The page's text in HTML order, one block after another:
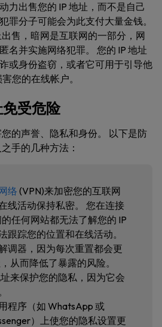
力出售您的 IP 地址，而不是自己
罪分子可能会为此支付大量金钱。
售，暗网是互联网的一部分，网
名并实施网络犯罪。 您的 IP 地址
或身份盗窃，或者它可用于引导他
您的在线帐户。
受危险
的声誉、隐私和身份。 以下是防
手的几种方法：
络 (VPN)来加密您的互联网
线活动保持私密。 您在连接
任何网站都无法了解您的 IP
跟踪您的位置和在线活动。
调器，因为每次重置都会更
从而降低了暴露的风险。
来保护您的隐私，因为它会
程序（如 WhatsApp 或
）上使您的隐私设置更